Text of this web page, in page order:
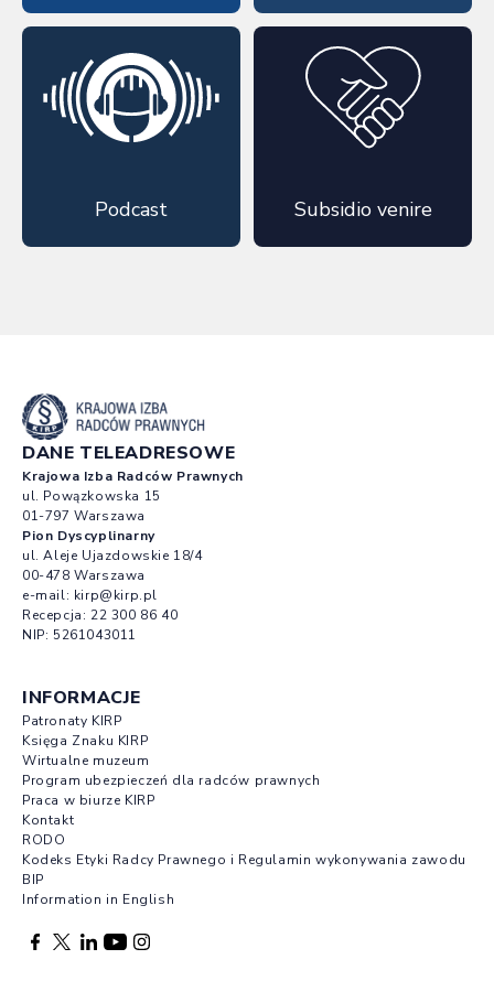
Podcast Subsidio venire
DANE TELEADRESOWE
Krajowa Izba Radców Prawnych
ul. Powązkowska 15
01-797 Warszawa
Pion Dyscyplinarny
ul. Aleje Ujazdowskie 18/4
00-478 Warszawa
e-mail: kirp@kirp.pl
Recepcja: 22 300 86 40
NIP: 5261043011
INFORMACJE
Patronaty KIRP
Księga Znaku KIRP
Wirtualne muzeum
Program ubezpieczeń dla radców prawnych
Praca w biurze KIRP
Kontakt
RODO
Kodeks Etyki Radcy Prawnego i Regulamin wykonywania zawodu
BIP
Information in English
Facebook otwierany w nowej karcie
Profil X otwierany w nowej karcie
Profil LinkedIn otwierany w nowej karcie
Profil YouTube otwierany w nowej karcie
Profil Instagram otwierany w nowej karcie